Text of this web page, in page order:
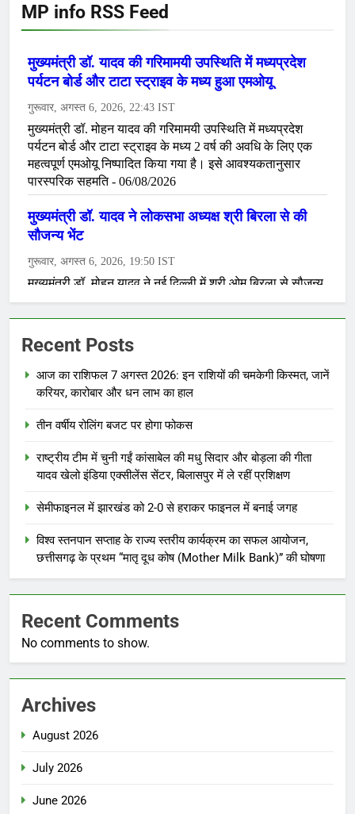
MP info RSS Feed
Recent Posts
आज का राशिफल 7 अगस्त 2026: इन राशियों की चमकेगी किस्मत, जानें
करियर, कारोबार और धन लाभ का हाल
तीन वर्षीय रोलिंग बजट पर होगा फोकस
राष्ट्रीय टीम में चुनी गईं कांसाबेल की मधु सिदार और बोड़ला की गीता
यादव खेलो इंडिया एक्सीलेंस सेंटर, बिलासपुर में ले रहीं प्रशिक्षण
सेमीफाइनल में झारखंड को 2-0 से हराकर फाइनल में बनाई जगह
विश्व स्तनपान सप्ताह के राज्य स्तरीय कार्यक्रम का सफल आयोजन,
छत्तीसगढ़ के प्रथम “मातृ दूध कोष (Mother Milk Bank)” की घोषणा
Recent Comments
No comments to show.
Archives
August 2026
July 2026
June 2026